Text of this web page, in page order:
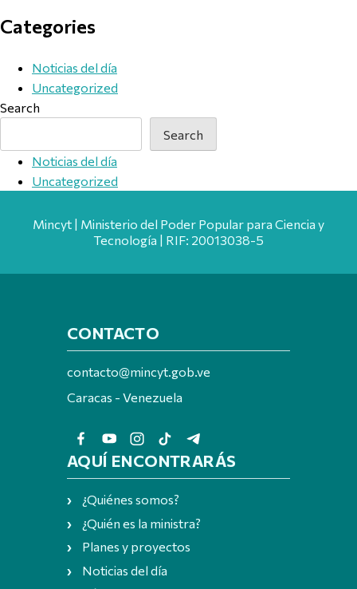
Categories
Noticias del día
Uncategorized
Search
Search
Noticias del día
Uncategorized
Mincyt | Ministerio del Poder Popular para Ciencia y
Tecnología | RIF: 20013038-5
CONTACTO
contacto@mincyt.gob.ve
Caracas - Venezuela
AQUÍ ENCONTRARÁS
¿Quiénes somos?
¿Quién es la ministra?
Planes y proyectos
Noticias del día